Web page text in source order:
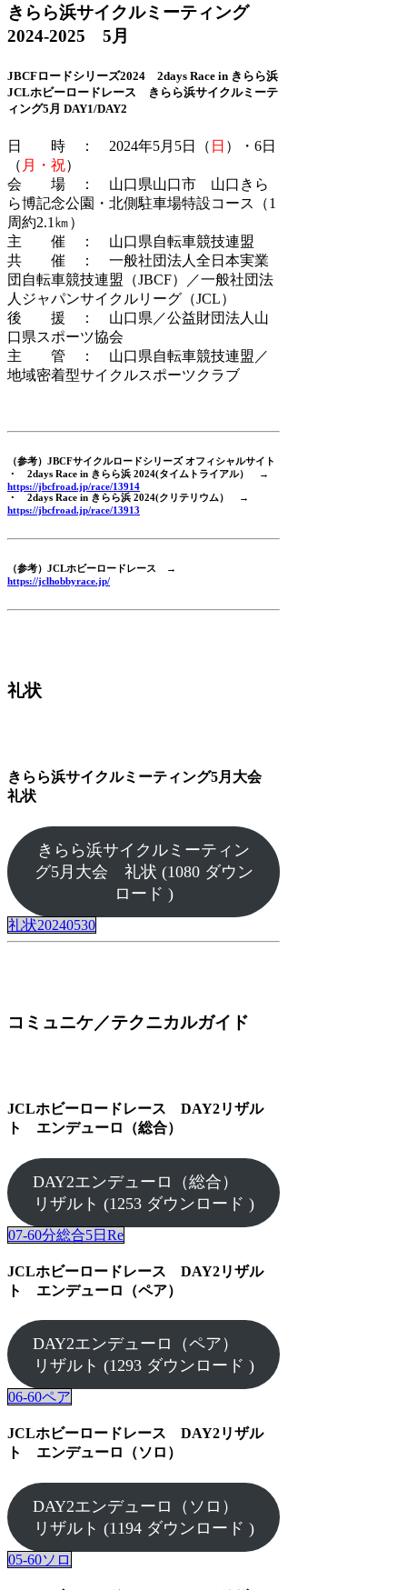
きらら浜サイクルミーティング
2024-2025 5月
JBCFロードシリーズ2024 2days Race in きらら浜
JCLホビーロードレース きらら浜サイクルミーテ
ィング5月 DAY1/DAY2
日 時 ： 2024年5月5日（ 日 ）・6日
（ 月・祝）
会 場 ： 山口県山口市 山口きら
ら博記念公園・北側駐車場特設コース（1
周約2.1㎞）
主 催 ： 山口県自転車競技連盟
共 催 ： 一般社団法人全日本実業
団自転車競技連盟（JBCF）／一般社団法
人ジャパンサイクルリーグ（JCL）
後 援 ： 山口県／公益財団法人山
口県スポーツ協会
主 管 ： 山口県自転車競技連盟／
地域密着型サイクルスポーツクラブ
（参考）JBCFサイクルロードシリーズ オフィシャルサイト
・ 2days Race in きらら浜 2024(タイムトライアル） →
https://jbcfroad.jp/race/13914
・ 2days Race in きらら浜 2024(クリテリウム） →
https://jbcfroad.jp/race/13913
（参考）JCLホビーロードレース →
https://jclhobbyrace.jp/
礼状
きらら浜サイクルミーティング5月大会
礼状
きらら浜サイクルミーティン
グ5月大会 礼状 (1080 ダウン
ロード )
礼状20240530
コミュニケ／テクニカルガイド
JCLホビーロードレース DAY2リザル
ト エンデューロ（総合）
DAY2エンデューロ（総合）
リザルト (1253 ダウンロード )
07-60分総合5日Re
JCLホビーロードレース DAY2リザル
ト エンデューロ（ペア）
DAY2エンデューロ（ペア）
リザルト (1293 ダウンロード )
06-60ペア
JCLホビーロードレース DAY2リザル
ト エンデューロ（ソロ）
DAY2エンデューロ（ソロ）
リザルト (1194 ダウンロード )
05-60ソロ